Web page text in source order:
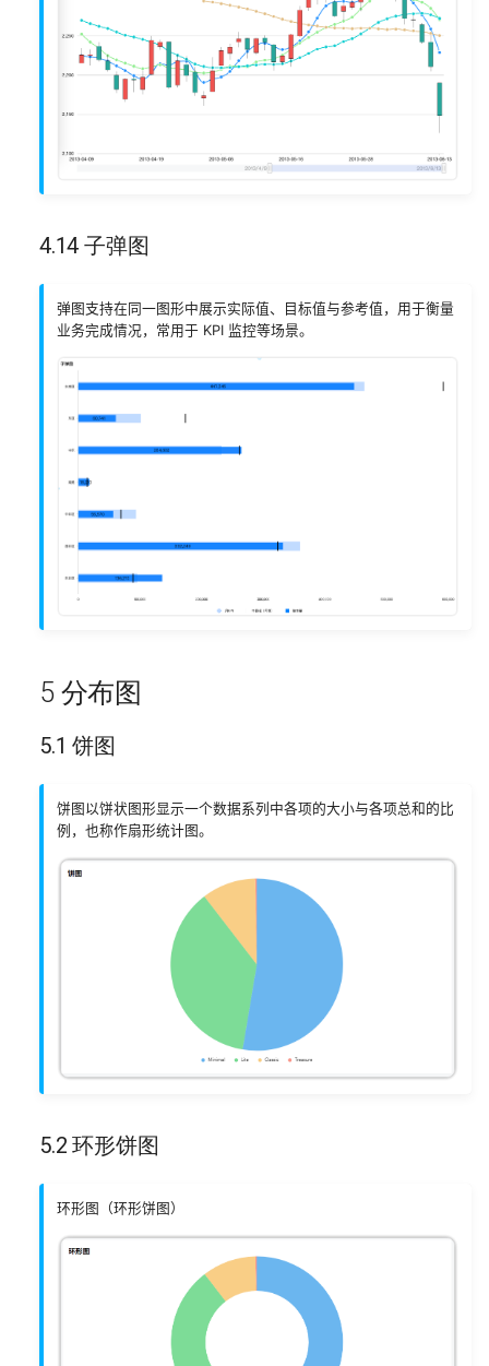
4.14 子弹图
弹图支持在同一图形中展示实际值、目标值与参考值，用于衡量
业务完成情况，常用于 KPI 监控等场景。
5 分布图
5.1 饼图
饼图以饼状图形显示一个数据系列中各项的大小与各项总和的比
例，也称作扇形统计图。
5.2 环形饼图
环形图（环形饼图）